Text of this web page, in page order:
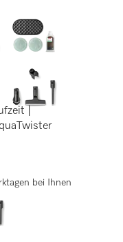
|
bei Ihnen